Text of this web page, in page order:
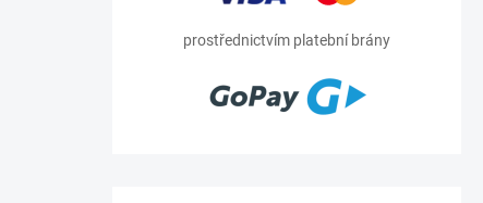
prostřednictvím platební brány